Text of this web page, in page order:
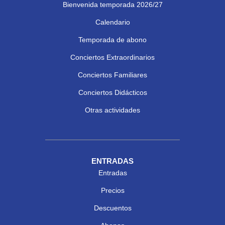
Bienvenida temporada 2026/27
Calendario
Temporada de abono
Conciertos Extraordinarios
Conciertos Familiares
Conciertos Didácticos
Otras actividades
ENTRADAS
Entradas
Precios
Descuentos